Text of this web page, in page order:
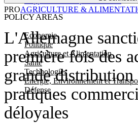
POLICY AREAS
Economie
Politique
Agriculture et Alimentation
Santé
Technologies
Energie, Environnement et
Défense
L'Allemagne
première fois des
grande distribution
pratiques
déloyales
PROAGRICULTURE &